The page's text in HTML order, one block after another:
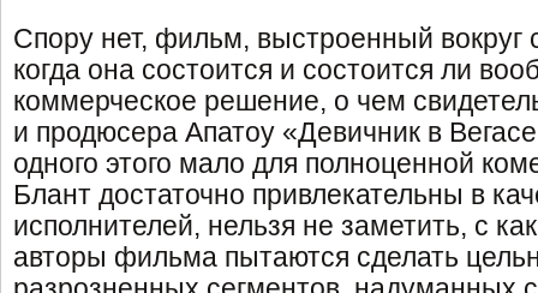
Спору нет, фильм, выстроенный вокруг
когда она состоится и состоится ли
коммерческое решение, о чем
и продюсера Апатоу «Девичник в
одного этого мало для полноценной
Блант достаточно привлекательны в
исполнителей, нельзя не заметить, с
авторы фильма пытаются сделать